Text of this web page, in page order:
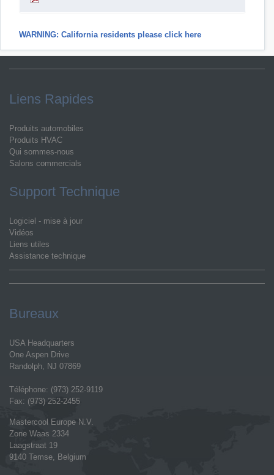
WARNING: California residents please click here
Liens Rapides
Produits automobiles
Produits HVAC
Qui sommes-nous
Salons commercials
Support Technique
Logiciel - mise à jour
Vidéos
Liens utiles
Assistance technique
Bureaux
USA Headquarters
One Aspen Drive
Randolph, NJ 07869
Téléphone: (973) 252-9119
Fax: (973) 252-2455
Mastercool Europe N.V.
Zone Waas 2334
Laagstraat 19
9140 Temse, Belgium